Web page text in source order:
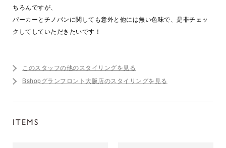
ちろんですが、
パーカーとチノパンに関しても意外と他には無い色味で、是非チェッ
クしてしていただきたいです！
このスタッフの他のスタイリングを見る
Bshopグランフロント大阪店のスタイリングを見る
ITEMS